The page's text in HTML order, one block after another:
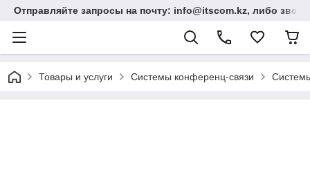
Отправляйте запросы на почту: info@itscom.kz, либо
Товары и услуги Системы конференц-связи